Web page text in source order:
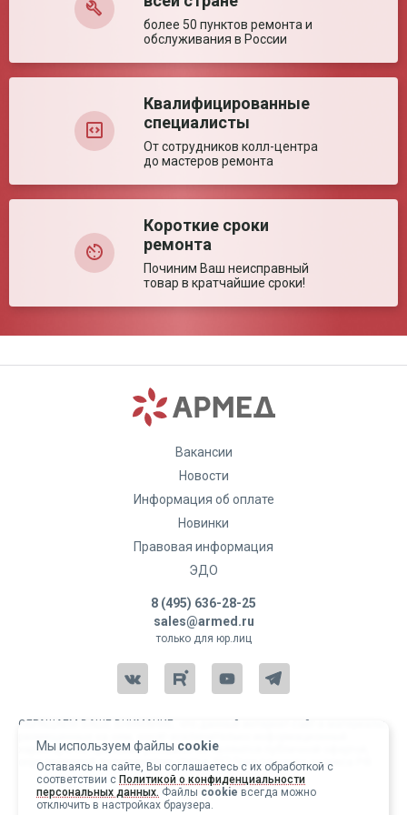
более 50 пунктов ремонта и
обслуживания в России
Квалифицированные
специалисты
От сотрудников колл-центра
до мастеров ремонта
Короткие сроки
ремонта
Починим Ваш неисправный
товар в кратчайшие сроки!
Мы используем файлы cookie
Оставаясь на сайте, Вы соглашаетесь с их обработкой с
соответствии с Политикой о конфиденциальности
персональных данных. Файлы cookie всегда можно
отключить в настройках браузера.
Вакансии
Новости
Информация об оплате
Новинки
Правовая информация
ЭДО
8 (495) 636-28-25
sales@armed.ru
только для юр.лиц
ОБРАЩАЕМ ВАШЕ ВНИМАНИЕ, что данный интернет-сайт и материалы,
характер и ни при каких условиях не являются публичной офертой,
определяемой положениями статьи 437 Гражданского кодекса РФ.
Copyright 2004-2026 © Армед